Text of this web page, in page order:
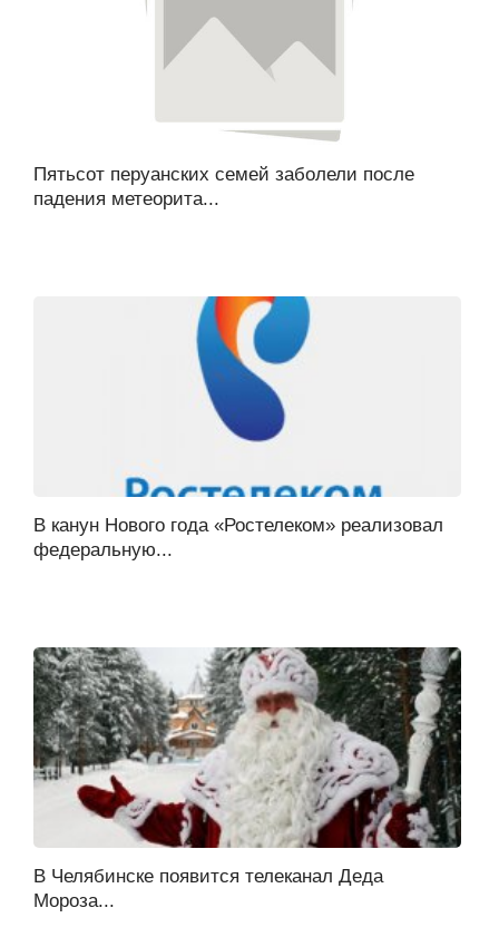
Пятьсот перуанских семей заболели после
падения метеорита...
В канун Нового года «Ростелеком» реализовал
федеральную...
В Челябинске появится телеканал Деда
Мороза...